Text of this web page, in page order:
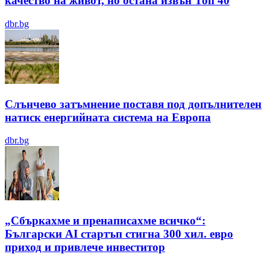
dbr.bg
Слънчево затъмнение поставя под допълнителен
натиск енергийната система на Европа
dbr.bg
„Сбъркахме и пренаписахме всичко“:
Български AI стартъп стигна 300 хил. евро
приход и привлече инвеститор